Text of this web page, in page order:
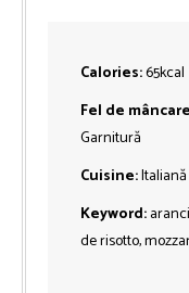
Calories:65kcal
Fel de
Garnitură
Cuisine:Italiană
Keyword:
de risotto,